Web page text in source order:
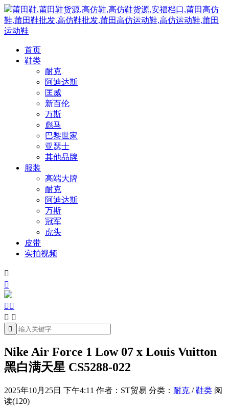
莆田鞋,莆田鞋货源,高仿鞋,高仿鞋货源,安福档口,莆田高仿
鞋,莆田鞋批发,高仿鞋批发,莆田高仿运动鞋,高仿运动鞋,莆田
运动鞋
首页
鞋类
耐克
阿迪达斯
匡威
新百伦
万斯
彪马
巴黎世家
亚瑟士
其他品牌
服装
高端大牌
耐克
阿迪达斯
万斯
冠军
虎头
皮带
实拍视频


 
 

Nike Air Force 1 Low 07 x Louis Vuitton
黑白满天星 CS5288-022
2025年10月25日 下午4:11 作者：ST贸易 分类： 耐克 /鞋类 阅
读(120)